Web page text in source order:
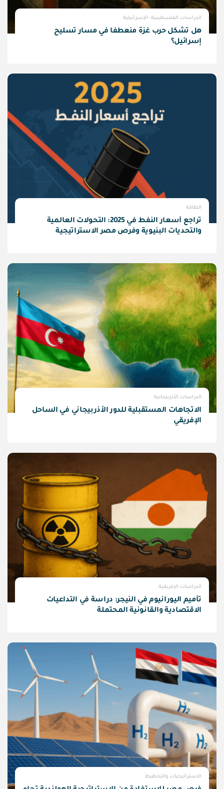
الدراسات الفلسطينية- الإسرائيلية
هل تشكل حرب غزة منعطفًا في مسار تسليح
إسرائيل؟
الطاقة
تراجع أسعار النفط في 2025: التحولات العالمية
والتحديات البنيوية وفرص مصر الاستراتيجية
الدراسات الأذربيجانية
الاتجاهات المستقبلية للدور الأذربيجاني في الساحل
الإفريقي
الدراسات الإفريقية
تأميم اليورانيوم في النيجر: دراسة في التداعيات
الاقتصادية والقانونية المحتملة
الاستراتيجيات والتخطيط